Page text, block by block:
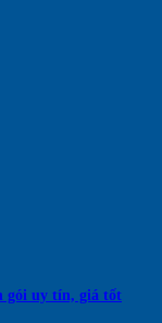
gói uy tín, giá tốt